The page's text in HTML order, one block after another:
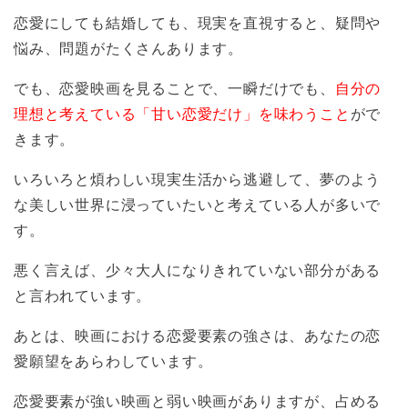
恋愛にしても結婚しても、現実を直視すると、疑問や
悩み、問題がたくさんあります。
でも、恋愛映画を見ることで、一瞬だけでも、
自分の
理想と考えている「甘い恋愛だけ」を味わうこと がで
きます。
いろいろと煩わしい現実生活から逃避して、夢のよう
な美しい世界に浸っていたいと考えている人が多いで
す。
悪く言えば、少々大人になりきれていない部分がある
と言われています。
あとは、映画における恋愛要素の強さは、あなたの恋
愛願望をあらわしています。
恋愛要素が強い映画と弱い映画がありますが、占める